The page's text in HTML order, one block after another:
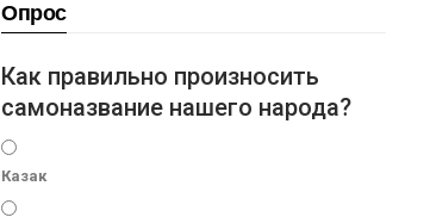
Опрос
Как правильно произносить
самоназвание нашего народа?
Казак